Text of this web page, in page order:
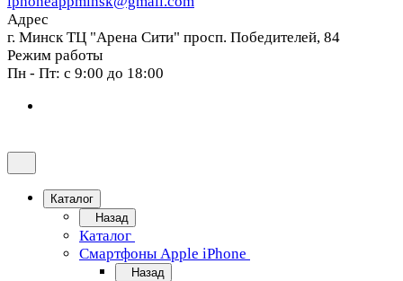
Адрес
г. Минск ТЦ "Арена Сити" просп. Победителей, 84
Режим работы
Пн - Пт: с 9:00 до 18:00
Каталог
Назад
Каталог
Смартфоны Apple iPhone
Назад